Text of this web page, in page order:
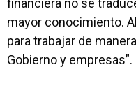
financiera no se
mayor conocimiento.
para trabajar de
Gobierno y empresas”.